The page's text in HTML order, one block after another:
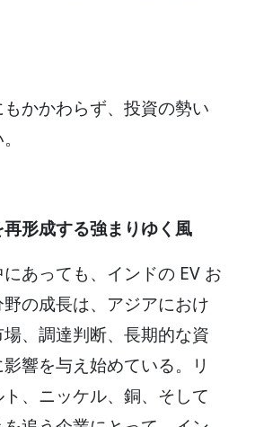
かかわらず、投資の勢い
形成する強まりゆく風
あっても、インドの EV お
の成長は、アジアにおけ
、調達判断、長期的な資
響を与え始めている。リ
、ニッケル、銅、そして